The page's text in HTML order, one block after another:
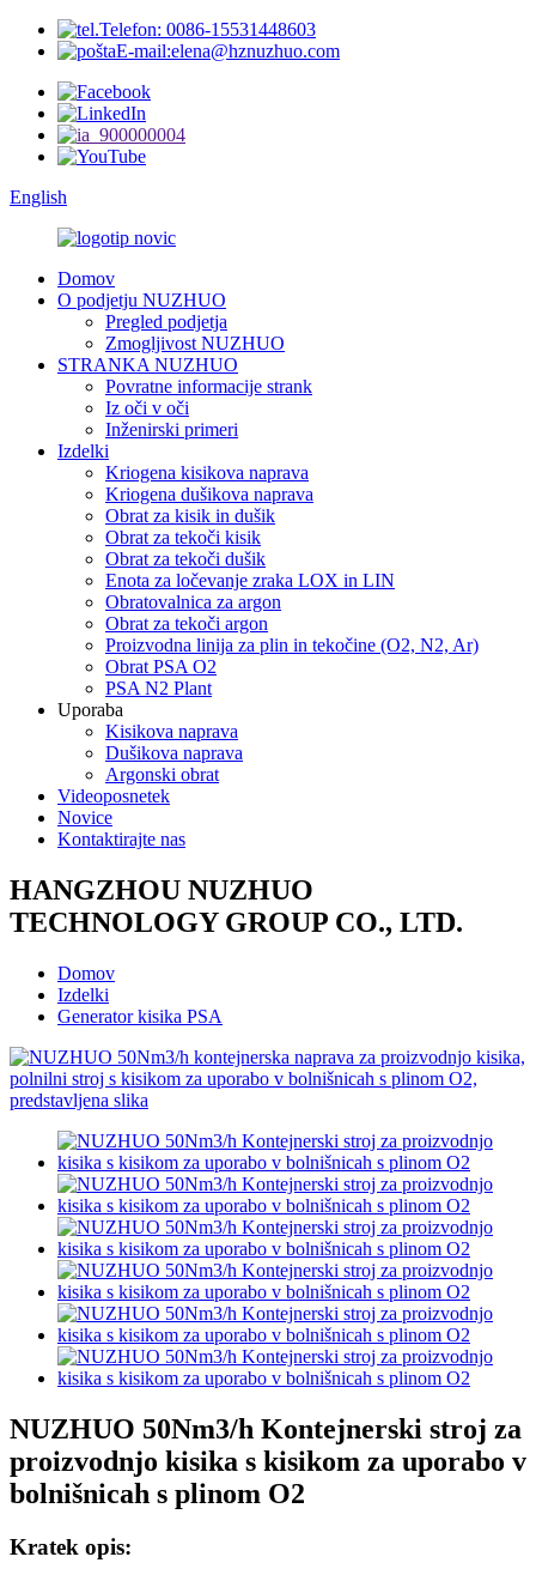
Telefon: 0086-15531448603
E-mail:elena@hznuzhuo.com
English
Domov
O podjetju NUZHUO
Pregled podjetja
Zmogljivost NUZHUO
STRANKA NUZHUO
Povratne informacije strank
Iz oči v oči
Inženirski primeri
Izdelki
Kriogena kisikova naprava
Kriogena dušikova naprava
Obrat za kisik in dušik
Obrat za tekoči kisik
Obrat za tekoči dušik
Enota za ločevanje zraka LOX in LIN
Obratovalnica za argon
Obrat za tekoči argon
Proizvodna linija za plin in tekočine (O2, N2, Ar)
Obrat PSA O2
PSA N2 Plant
Uporaba
Kisikova naprava
Dušikova naprava
Argonski obrat
Videoposnetek
Novice
Kontaktirajte nas
HANGZHOU NUZHUO
TECHNOLOGY GROUP CO., LTD.
Domov
Izdelki
Generator kisika PSA
NUZHUO 50Nm3/h Kontejnerski stroj za
proizvodnjo kisika s kisikom za uporabo v
bolnišnicah s plinom O2
Kratek opis: